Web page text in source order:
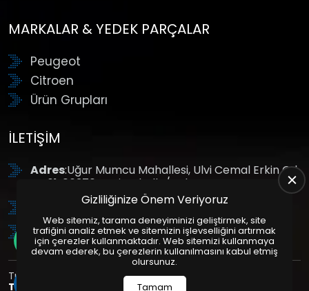
MARKALAR & YEDEK PARÇALAR
Peugeot
Citroen
Ürün Grupları
İLETIŞIM
Adres:Uğur Mumcu Mahallesi, Ulvi Cemal Erkin Cd.
No:61, 06370 Yenimahalle/Ankara
: +90 (312) 354 8888
GSM: +90 (532) 343 4085
Tüm Hakları Saklıdır. | Bu site Us Yazılım
Tasarım
Paketleri ile Hazırlanmıştır. © 2025
Gizliliğinize Önem Veriyoruz
Web sitemiz, tarama deneyiminizi geliştirmek, site
trafiğini analiz etmek ve sitemizin işlevselliğini artırmak
için çerezler kullanmaktadır. Web sitemizi kullanmaya
devam ederek, bu çerezlerin kullanılmasını kabul etmiş
olursunuz.
Tamam